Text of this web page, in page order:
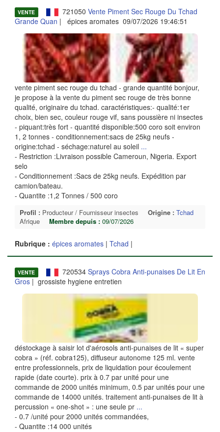
VENTE 721050 Vente Piment Sec Rouge Du Tchad
Grande Quan | épices aromates 09/07/2026 19:46:51
vente piment sec rouge du tchad - grande quantité bonjour,
je propose à la vente du piment sec rouge de très bonne
qualité, originaire du tchad. caractéristiques:- qualité:1er
choix, bien sec, couleur rouge vif, sans poussière ni insectes
- piquant:très fort - quantité disponible:500 coro soit environ
1, 2 tonnes - conditionnement:sacs de 25kg neufs -
origine:tchad - séchage:naturel au soleil ...
- Restriction :Livraison possible Cameroun, Nigeria. Export
selo
- Conditionnement :Sacs de 25kg neufs. Expédition par
camion/bateau.
- Quantite :1,2 Tonnes / 500 coro
Profil : Producteur / Fournisseur insectes Origine : Tchad
Afrique
Membre depuis : 09/07/2026
Rubrique : épices aromates | Tchad |
VENTE 720534 Sprays Cobra Anti-punaises De Lit En
Gros | grossiste hygiene entretien
déstockage à saisir lot d'aérosols anti-punaises de lit « super
cobra » (réf. cobra125), diffuseur autonome 125 ml. vente
entre professionnels, prix de liquidation pour écoulement
rapide (date courte). prix à 0.7 par unité pour une
commande de 2000 unités minimum, 0.5 par unités pour une
commande de 14000 unités. traitement anti-punaises de lit à
percussion « one-shot » : une seule pr ...
- 0.7 /unité pour 2000 unités commandées,
- Quantite :14 000 unités